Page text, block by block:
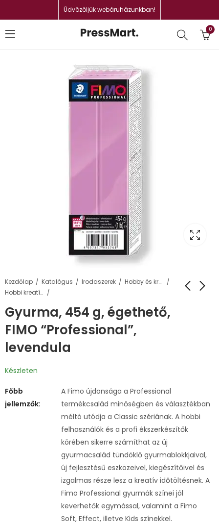
Üdvözöljük webáruházunkban!
0
Kezdőlap Katalógus Irodaszerek
Hobby és kreatív termékek
Hobbi kreatív gyurma
Gyurma, 454 g, égethető,
FIMO “Professional”,
levendula
Készleten
Főbb
jellemzők:
A Fimo újdonsága a Professional
termékcsalád minőségben és választékban
méltó utódja a Classic szériának. A hobbi
felhasználók és a profi ékszerkészítők
körében sikerre számíthat az új
gyurmacsalád tündöklő gyurmablokkjaival,
új fejlesztésű eszközeivel, kiegészítőivel és
izgalmas része lesz a kreatív időtöltésnek. A
Fimo Professional gyurmák színei jól
keverhetők egymással, valamint a Fimo
Soft, Effect, illetve Kids színekkel.